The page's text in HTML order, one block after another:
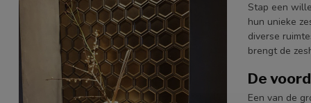
Stap een
hun unieke
diverse
brengt de
De
Een van de